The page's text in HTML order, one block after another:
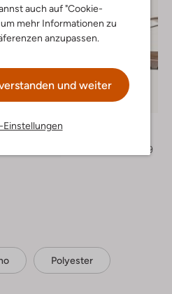
auch auf "Cookie-
mehr Informationen zu
anzupassen.
und weiter
Einstellungen
Letzter Artikel
-20%
€ 39,99
Polyester